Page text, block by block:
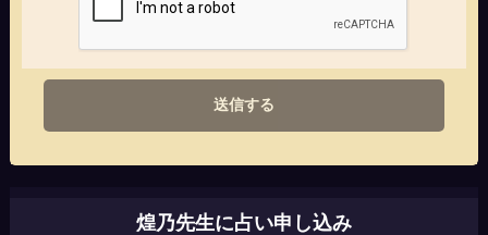
送信する
煌乃先生に占い申し込み